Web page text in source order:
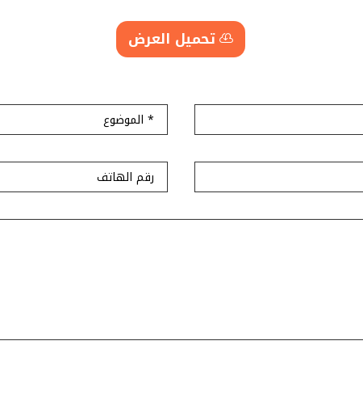
تحميل العرض